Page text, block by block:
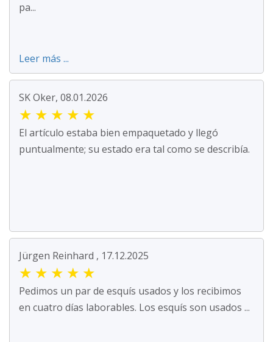
pa...
Leer más ...
SK Oker, 08.01.2026
★ ★ ★ ★ ★
El artículo estaba bien empaquetado y llegó
puntualmente; su estado era tal como se describía.
Jürgen Reinhard , 17.12.2025
★ ★ ★ ★ ★
Pedimos un par de esquís usados y los recibimos
en cuatro días laborables. Los esquís son usados ...